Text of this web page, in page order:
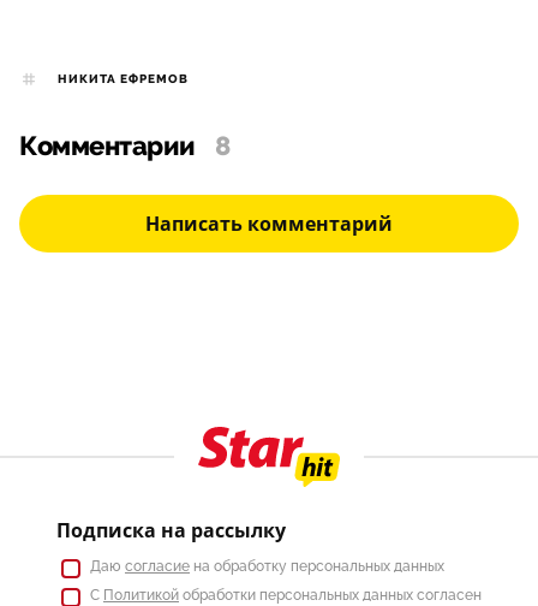
НИКИТА ЕФРЕМОВ
Комментарии 8
Написать комментарий
Подписка на рассылку
Даю согласие на обработку персональных данных
С Политикой обработки персональных данных согласен